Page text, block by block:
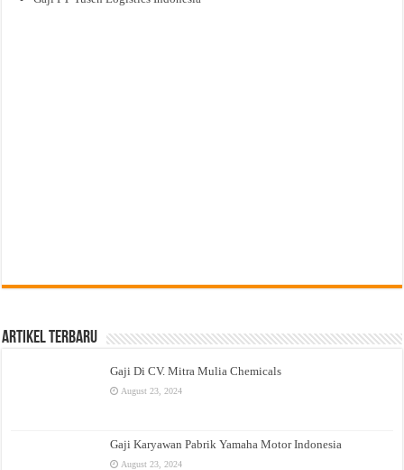
Artikel Terbaru
Gaji Di CV. Mitra Mulia Chemicals
August 23, 2024
Gaji Karyawan Pabrik Yamaha Motor Indonesia
August 23, 2024